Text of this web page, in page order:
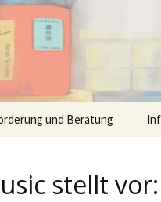
und Beratung
stellt